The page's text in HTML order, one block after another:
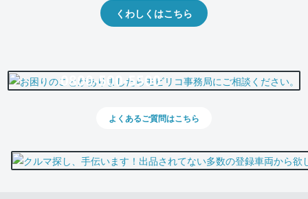
くわしくはこちら
0800-500-5500
よくあるご質問はこちら